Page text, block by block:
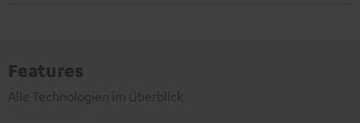
Features
Alle Technologien im Überblick